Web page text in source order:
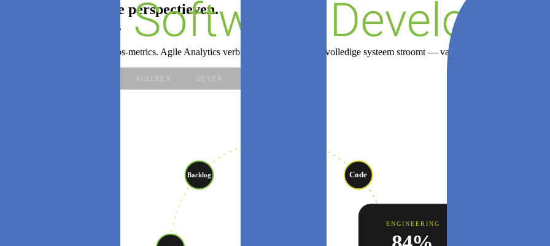
Eén platform. Drie perspectieven.
Eén continue loop.
De meeste tools tonen DevOps-metrics. Agile Analytics verbindt hoe werk door je volledige systeem stroomt — van intentie tot incident,
AGILEEX DEVEX
Code
Backlog
ENGINEERING